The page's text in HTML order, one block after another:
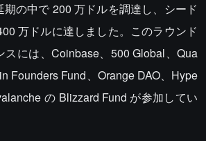
期の中で 200 万ドルを調達し、シード
万ドルに達しました。このラウンド
スには、Coinbase、500 Global、Qua
Founders Fund、Orange DAO、Hype
の Blizzard Fund が参加してい